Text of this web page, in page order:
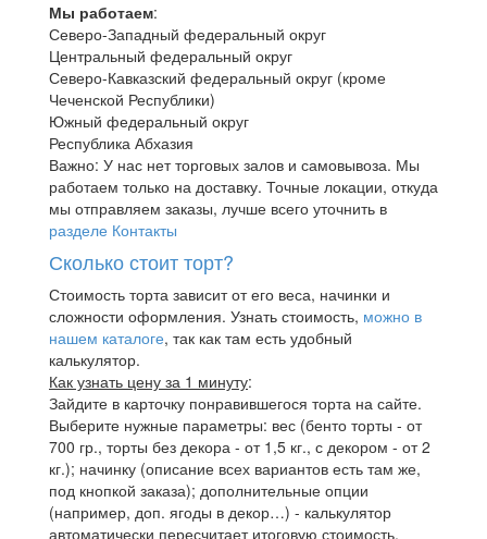
Мы работаем:
Северо-Западный федеральный округ
Центральный федеральный округ
Северо-Кавказский федеральный округ (кроме
Чеченской Республики)
Южный федеральный округ
Республика Абхазия
Важно: У нас нет торговых залов и самовывоза. Мы
работаем только на доставку. Точные локации, откуда
мы отправляем заказы, лучше всего уточнить в
разделе Контакты
Сколько стоит торт?
Стоимость торта зависит от его веса, начинки и
сложности оформления. Узнать стоимость, можно в
нашем каталоге, так как там есть удобный
калькулятор.
Как узнать цену за 1 минуту:
Зайдите в карточку понравившегося торта на сайте.
Выберите нужные параметры: вес (бенто торты - от
700 гр., торты без декора - от 1,5 кг., с декором - от 2
кг.); начинку (описание всех вариантов есть там же,
под кнопкой заказа); дополнительные опции
(например, доп. ягоды в декор…) - калькулятор
автоматически пересчитает итоговую стоимость.